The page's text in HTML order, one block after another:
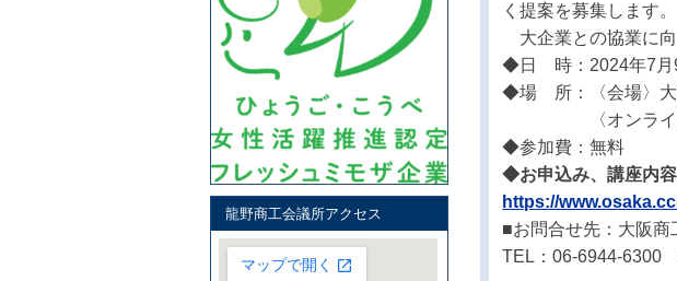
く提案を募集します。
大企業との協業に向
◆日 時：2024年7月9
◆場 所：〈会場〉
〈オンライン〉
◆参加費：無料
◆お申込み、講座内容
https://
■お問合せ先：大阪
TEL：06-6944-6300
龍野商工会議所アクセス